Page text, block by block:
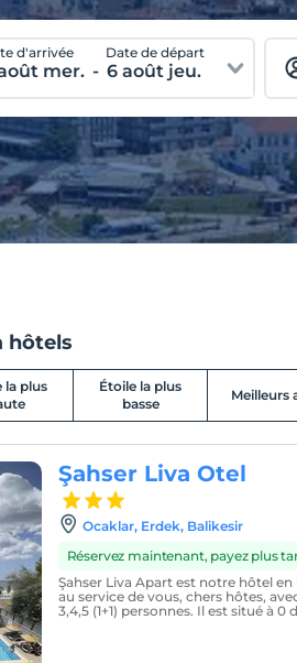
d'arrivée
mer. -
Date de départ
6 août jeu.
hôtels
la plus
Étoile la plus
basse
Meilleurs
Şahser Liva Otel
Ocaklar, Erdek, Balikesir
Réservez maintenant, payez plus
Şahser Liva Apart est notre hôtel
au service de vous, chers hôtes,
3,4,5 (1+1) personnes. Il est situé à 0